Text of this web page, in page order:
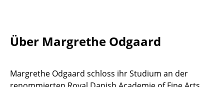
Servierwagen
Über Margrethe Odgaard
Margrethe Odgaard schloss ihr Studium an der